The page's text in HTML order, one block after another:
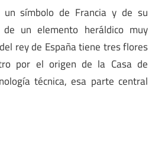
símbolo de Francia y de su
de un elemento heráldico muy
rey de España tiene tres flores
por el origen de la Casa de
técnica, esa parte central